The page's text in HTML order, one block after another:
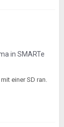
in SMARTe
einer SD ran.